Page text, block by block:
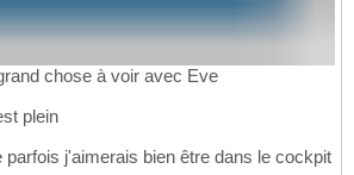
chose à voir avec Eve
plein
parfois j'aimerais bien être dans le cockpit